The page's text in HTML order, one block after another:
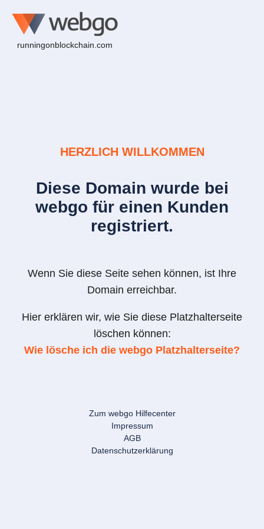
runningonblockchain.com
HERZLICH WILLKOMMEN
Diese Domain wurde bei
webgo für einen Kunden
registriert.
Wenn Sie diese Seite sehen können, ist Ihre
Domain erreichbar.
Hier erklären wir, wie Sie diese Platzhalterseite
löschen können:
Wie lösche ich die webgo Platzhalterseite?
Zum webgo Hilfecenter
Impressum
AGB
Datenschutzerklärung